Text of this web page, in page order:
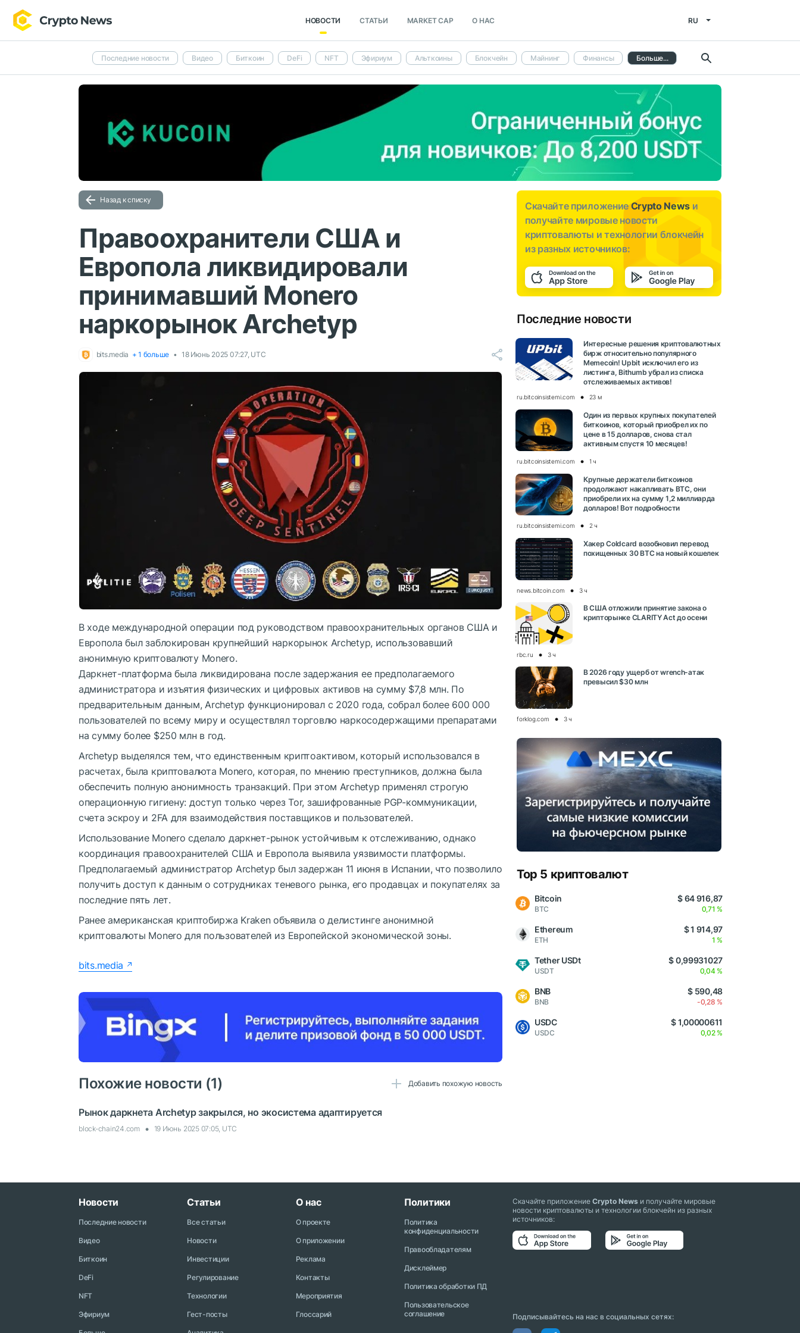
НОВОСТИ СТАТЬИ MARKET CAP О НАС RU
Последние новости Видео Биткоин DeFi NFT Эфириум Альткоины Блокчейн Майнинг Финансы Больше...
Назад к списку
Правоохранители США и
Европола ликвидировали
принимавший Monero
наркорынок Archetyp
bits.media + 1 больше 18 Июнь 2025 07:27, UTC
В ходе международной операции под руководством правоохранительных органов США и
Европола был заблокирован крупнейший наркорынок Archetyp, использовавший
анонимную криптовалюту Monero.
Даркнет-платформа была ликвидирована после задержания ее предполагаемого
администратора и изъятия физических и цифровых активов на сумму $7,8 млн. По
предварительным данным, Archetyp функционировал с 2020 года, собрал более 600 000
пользователей по всему миру и осуществлял торговлю наркосодержащими препаратами
на сумму более $250 млн в год.
Archetyp выделялся тем, что единственным криптоактивом, который использовался в
расчетах, была криптовалюта Monero, которая, по мнению преступников, должна была
обеспечить полную анонимность транзакций. При этом Archetyp применял строгую
операционную гигиену: доступ только через Tor, зашифрованные PGP-коммуникации,
счета эскроу и 2FA для взаимодействия поставщиков и пользователей.
Использование Monero сделало даркнет-рынок устойчивым к отслеживанию, однако
координация правоохранителей США и Европола выявила уязвимости платформы.
Предполагаемый администратор Archetyp был задержан 11 июня в Испании, что позволило
получить доступ к данным о сотрудниках теневого рынка, его продавцах и покупателях за
последние пять лет.
Ранее американская криптобиржа Kraken объявила о делистинге анонимной
криптовалюты Monero для пользователей из Европейской экономической зоны.
bits.media
Похожие новости (1) Добавить похожую новость
Рынок даркнета Archetyp закрылся, но экосистема адаптируется
block-chain24.com 19 Июнь 2025 07:05, UTC
Скачайте приложениеCrypto News и
получайте мировые новости
криптовалюты и технологии блокчейн
из разных источников:
Последние новости
Интересные решения криптовалютных
бирж относительно популярного
Memecoin! Upbit исключил его из
листинга, Bithumb убрал из списка
отслеживаемых активов!
ru.bitcoinsistemi.com 23 м
Один из первых крупных покупателей
биткоинов, который приобрел их по
цене в 15 долларов, снова стал
активным спустя 10 месяцев!
ru.bitcoinsistemi.com 1 ч
Крупные держатели биткоинов
продолжают накапливать BTC, они
приобрели их на сумму 1,2 миллиарда
долларов! Вот подробности
ru.bitcoinsistemi.com 2 ч
Хакер Coldcard возобновил перевод
похищенных 30 BTC на новый кошелек
news.bitcoin.com 3 ч
В США отложили принятие закона о
крипторынке CLARITY Act до осени
rbc.ru 3 ч
В 2026 году ущерб от wrench-атак
превысил $30 млн
forklog.com 3 ч
Top 5 криптовалют
Bitcoin
BTC
$ 64 916,87
0,71 %
Ethereum
ETH
$ 1 914,97
1 %
Tether USDt
USDT
$ 0,99931027
0,04 %
BNB
BNB
$ 590,48
-0,28 %
USDC
USDC
$ 1,00000611
0,02 %
Новости
Последние новости
Видео
Биткоин
DeFi
NFT
Эфириум
Статьи
Все статьи
Новости
Инвестиции
Регулирование
Технологии
Гест-посты
О нас
О проекте
О приложении
Реклама
Контакты
Мероприятия
Глоссарий
Политики
Политика
конфиденциальности
Правообладателям
Дисклеймер
Политика обработки ПД
Пользовательское
соглашение
Скачайте приложениеCrypto News и получайте мировые
новости криптовалюты и технологии блокчейн из разных
источников:
Подписывайтесь на нас в социальных сетях: